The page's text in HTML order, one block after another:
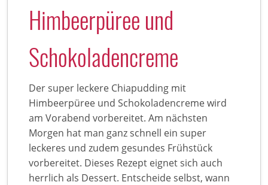
Himbeerpüree und
Schokoladencreme
Der super leckere Chiapudding mit
Himbeerpüree und Schokoladencreme wird
am Vorabend vorbereitet. Am nächsten
Morgen hat man ganz schnell ein super
leckeres und zudem gesundes Frühstück
vorbereitet. Dieses Rezept eignet sich auch
herrlich als Dessert. Entscheide selbst, wann